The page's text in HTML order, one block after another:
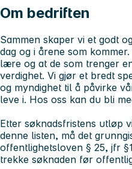
Om bedriften
Sammen skaper vi et godt
dag og i årene som
lære og at de som trenger
verdighet. Vi gjør et bredt
og myndighet til å påvirke
leve i. Hos oss kan du bli
Etter søknadsfristens utløp
denne listen, må det
offentlighetsloven § 25, jfr
trekke søknaden før